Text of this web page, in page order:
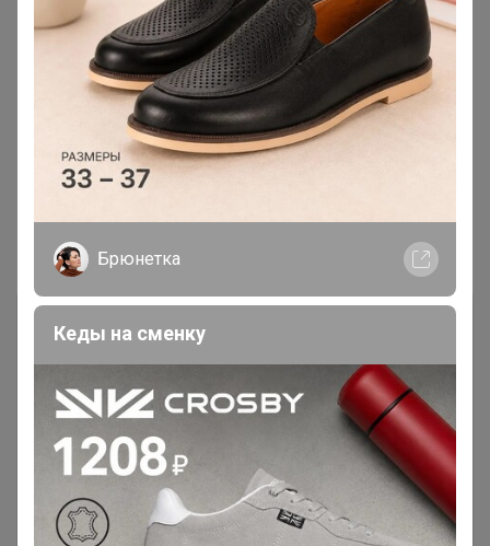
Чтобы ответить или задать вопрос
необходимо авторизоваться на сайте
Это займет меньше минуты
Брюнетка
Кеды на сменку